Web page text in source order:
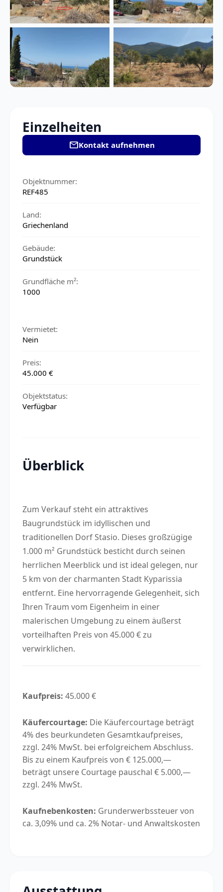
Einzelheiten
mailKontakt aufnehmen
Objektnummer:
REF485
Land:
Griechenland
Gebäude:
Grundstück
Grundfläche m²:
1000
Vermietet:
Nein
Preis:
45.000 €
Objektstatus:
Verfügbar
Überblick
Zum Verkauf steht ein attraktives
Baugrundstück im idyllischen und
traditionellen Dorf Stasio. Dieses großzügige
1.000 m² Grundstück besticht durch seinen
herrlichen Meerblick und ist ideal gelegen, nur
5 km von der charmanten Stadt Kyparissia
entfernt. Eine hervorragende Gelegenheit, sich
Ihren Traum vom Eigenheim in einer
malerischen Umgebung zu einem äußerst
vorteilhaften Preis von 45.000 € zu
verwirklichen.
Kaufpreis: 45.000 €
Käufercourtage: Die Käufercourtage beträgt
4% des beurkundeten Gesamtkaufpreises,
zzgl. 24% MwSt. bei erfolgreichem Abschluss.
Bis zu einem Kaufpreis von € 125.000,—
beträgt unsere Courtage pauschal € 5.000,—
zzgl. 24% MwSt.
Kaufnebenkosten: Grunderwerbssteuer von
ca. 3,09% und ca. 2% Notar- und Anwaltskosten